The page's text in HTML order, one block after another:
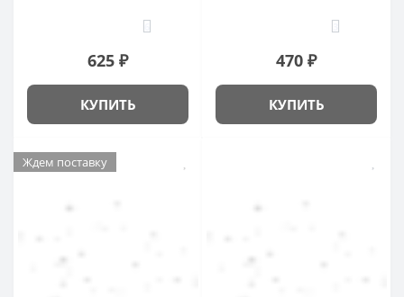
625 ₽
КУПИТЬ
470 ₽
КУПИТЬ
Ждем поставку